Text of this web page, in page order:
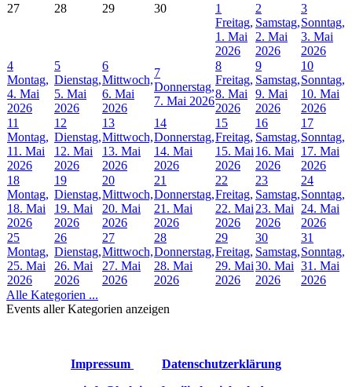
27
28 29 30
1
Freitag,
1. Mai
2026
2
Samstag,
2. Mai
2026
3
Sonntag,
3. Mai
2026
4
Montag,
4. Mai
2026
5
Dienstag,
5. Mai
2026
6
Mittwoch,
6. Mai
2026
7
Donnerstag,
7. Mai 2026
8
Freitag,
8. Mai
2026
9
Samstag,
9. Mai
2026
10
Sonntag,
10. Mai
2026
11
Montag,
11. Mai
2026
12
Dienstag,
12. Mai
2026
13
Mittwoch,
13. Mai
2026
14
Donnerstag,
14. Mai
2026
15
Freitag,
15. Mai
2026
16
Samstag,
16. Mai
2026
17
Sonntag,
17. Mai
2026
18
Montag,
18. Mai
2026
19
Dienstag,
19. Mai
2026
20
Mittwoch,
20. Mai
2026
21
Donnerstag,
21. Mai
2026
22
Freitag,
22. Mai
2026
23
Samstag,
23. Mai
2026
24
Sonntag,
24. Mai
2026
25
Montag,
25. Mai
2026
26
Dienstag,
26. Mai
2026
27
Mittwoch,
27. Mai
2026
28
Donnerstag,
28. Mai
2026
29
Freitag,
29. Mai
2026
30
Samstag,
30. Mai
2026
31
Sonntag,
31. Mai
2026
Alle Kategorien ...
Events aller Kategorien anzeigen
Impressum
Datenschutzerklärung